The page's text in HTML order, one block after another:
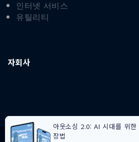
아웃소싱 2.0: AI 시대를 위한
장법
인터넷 서비스
유틸리티
자회사
Terms of use